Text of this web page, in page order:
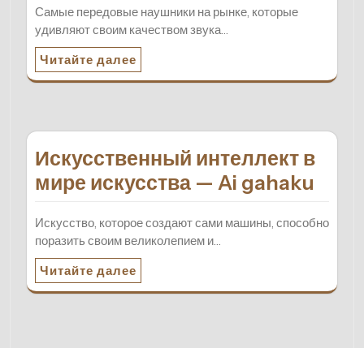
Самые передовые наушники на рынке, которые
удивляют своим качеством звука…
Читайте далее
Искусственный интеллект в
мире искусства — Ai gahaku
Искусство, которое создают сами машины, способно
поразить своим великолепием и…
Читайте далее